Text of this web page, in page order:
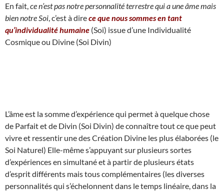
En fait, ce n’est pas notre personnalité terrestre qui a une âme mais
bien notre Soi , c’est à direce que nous sommes en tant
qu’individualité humaine (Soi) issue d’une Individualité
Cosmique ou Divine (Soi Divin)
L’âme est la somme d’expérience qui permet à quelque chose
de Parfait et de Divin (Soi Divin) de connaître tout ce que peut
vivre et ressentir une des Création Divine les plus élaborées (le
Soi Naturel) Elle-même s’appuyant sur plusieurs sortes
d’expériences en simultané et à partir de plusieurs états
d’esprit différents mais tous complémentaires (les diverses
personnalités qui s’échelonnent dans le temps linéaire, dans la